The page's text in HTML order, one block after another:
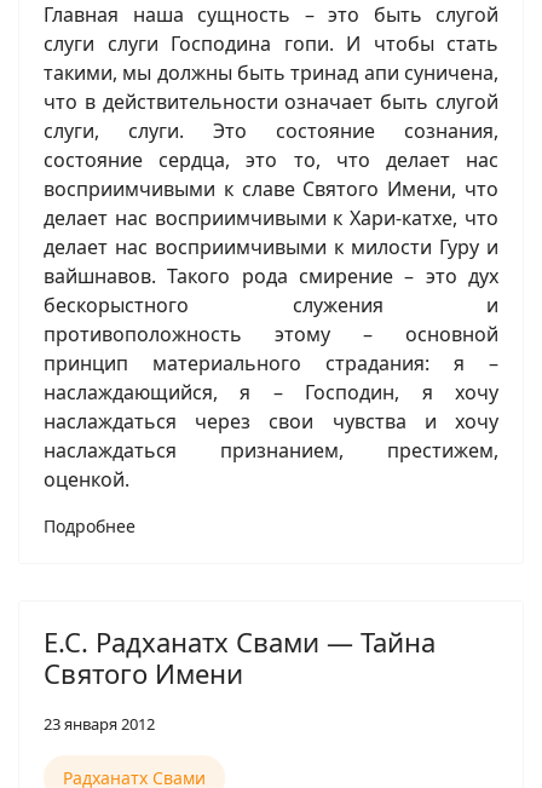
Главная наша сущность – это быть слугой
слуги слуги Господина гопи. И чтобы стать
такими, мы должны быть тринад апи суничена,
что в действительности означает быть слугой
слуги, слуги. Это состояние сознания,
состояние сердца, это то, что делает нас
восприимчивыми к славе Святого Имени, что
делает нас восприимчивыми к Хари-катхе, что
делает нас восприимчивыми к милости Гуру и
вайшнавов. Такого рода смирение – это дух
бескорыстного служения и
противоположность этому – основной
принцип материального страдания: я –
наслаждающийся, я – Господин, я хочу
наслаждаться через свои чувства и хочу
наслаждаться признанием, престижем,
оценкой.
Подробнее
Е.С. Радханатх Свами — Тайна
Святого Имени
23 января 2012
Радханатх Свами